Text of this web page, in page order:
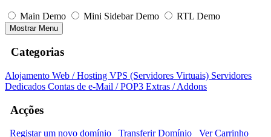
Main Demo Mini Sidebar Demo RTL Demo
Mostrar Menu
Categorias
Alojamento Web / Hosting VPS (Servidores Virtuais) Servidores
Dedicados Contas de e-Mail / POP3 Extras / Addons
Acções
Registar um novo domínio Transferir Domínio Ver Carrinho